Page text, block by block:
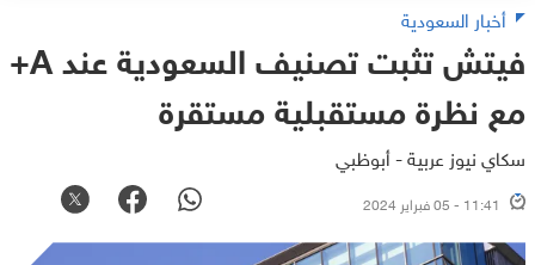
أخبار السعودية
فيتش تثبت تصنيف السعودية عند A+
مع نظرة مستقبلية مستقرة
سكاي نيوز عربية - أبوظبي
11:41 - 05 فبراير 2024